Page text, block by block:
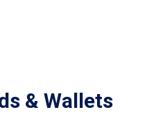
s & Wallets